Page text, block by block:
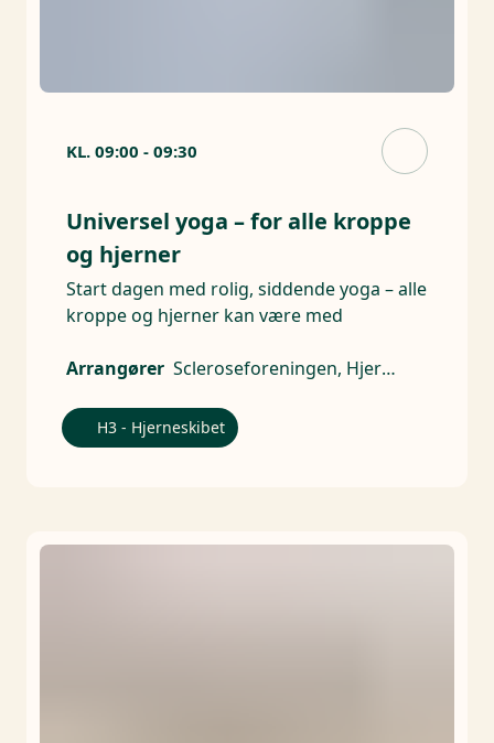
KL. 09:00 - 09:30
Universel yoga – for alle kroppe
og hjerner
Start dagen med rolig, siddende yoga – alle
kroppe og hjerner kan være med
Arrangører Scleroseforeningen, Hjerneskadeforeningen, Alzheimerforeningen, CP Danmark - Landsforeningen for cerebral parese, Hjernesagen, Parkinsonforeningen, Hjernerystelsesforeningen
H3 - Hjerneskibet